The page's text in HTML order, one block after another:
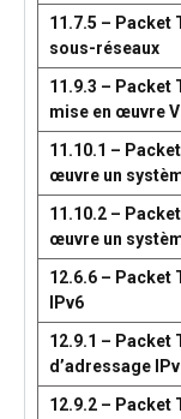
11.7.5 – Packet
sous-réseaux
11.9.3 – Packet
mise en œuvre
11.10.1 –
œuvre un
11.10.2 –
œuvre un
12.6.6 – Packet
IPv6
12.9.1 – Packet
d’adressage
12.9.2 – Packet